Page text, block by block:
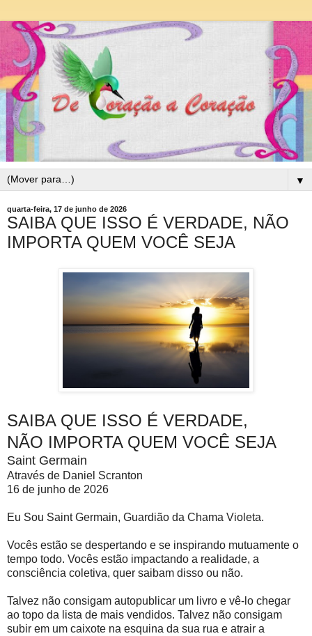
▼
quarta-feira, 17 de junho de 2026
SAIBA QUE ISSO É VERDADE, NÃO
IMPORTA QUEM VOCÊ SEJA
SAIBA QUE ISSO É VERDADE,
NÃO IMPORTA QUEM VOCÊ SEJA
Saint Germain
Através de Daniel Scranton
16 de junho de 2026
Eu Sou Saint Germain, Guardião da Chama Violeta.
Vocês estão se despertando e se inspirando mutuamente o
tempo todo. Vocês estão impactando a realidade, a
consciência coletiva, quer saibam disso ou não.
Talvez não consigam autopublicar um livro e vê-lo chegar
ao topo da lista de mais vendidos. Talvez não consigam
subir em um caixote na esquina da sua rua e atrair a